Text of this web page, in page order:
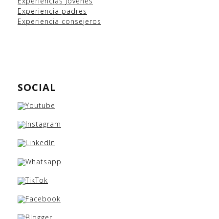
Experiencia padres
Experiencia consejeros
SOCIAL